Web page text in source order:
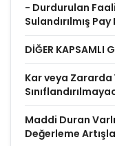
- Durdurulan
Sulandırılmış
DİĞER KAPSAMLI
Kar veya Zararda
Maddi Duran
Değerleme